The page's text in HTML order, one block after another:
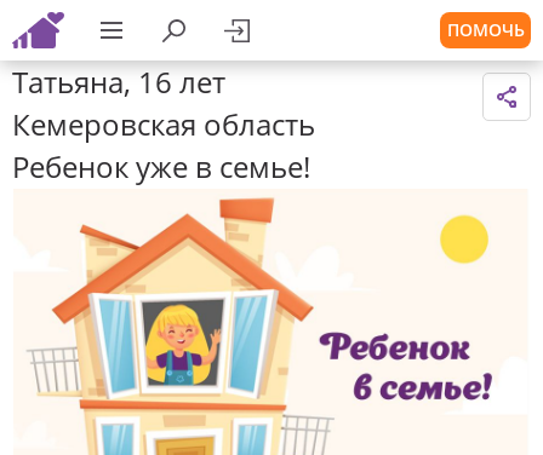
ПОМОЧЬ
Татьяна, 16 лет
Кемеровская область
Ребенок уже в семье!